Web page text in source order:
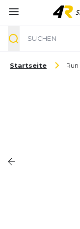
Startseite